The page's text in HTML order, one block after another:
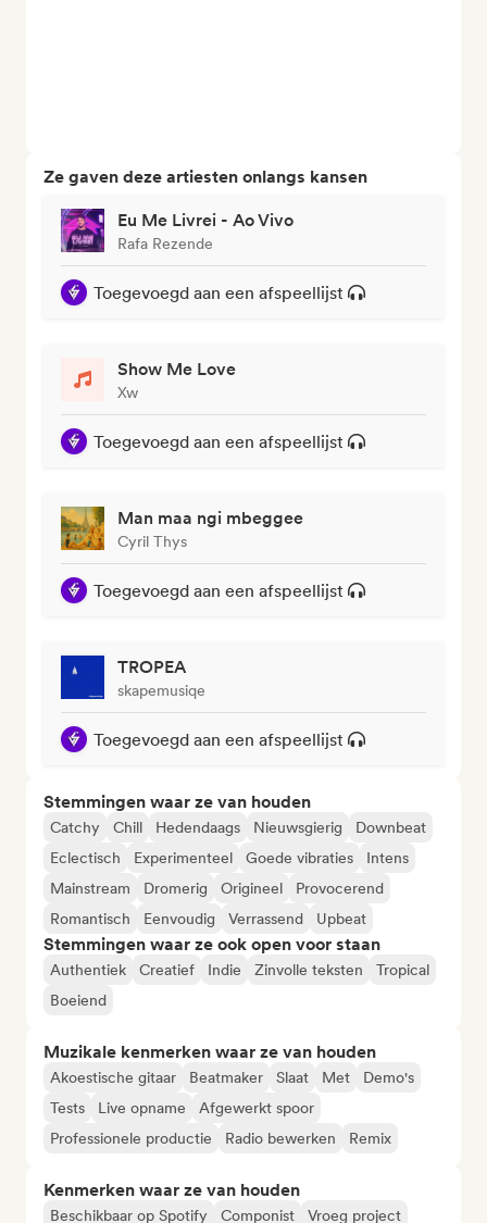
Ze gaven deze artiesten onlangs kansen
Eu Me Livrei - Ao Vivo
Rafa Rezende
Toegevoegd aan een afspeellijst
Show Me Love
Xw
Toegevoegd aan een afspeellijst
Man maa ngi mbeggee
Cyril Thys
Toegevoegd aan een afspeellijst
TROPEA
skapemusiqe
Toegevoegd aan een afspeellijst
Stemmingen waar ze van houden
Catchy Chill Hedendaags Nieuwsgierig
Downbeat
Eclectisch
Experimenteel Goede vibraties
Intens
Mainstream
Dromerig Origineel
Provocerend
Romantisch
Eenvoudig Verrassend Upbeat
Stemmingen waar ze ook open voor staan
Authentiek Creatief Indie Zinvolle teksten
Tropical
Boeiend
Muzikale kenmerken waar ze van houden
Akoestische gitaar Beatmaker Slaat Met
Demo's
Tests
Live opname
Afgewerkt spoor
Professionele productie
Radio bewerken Remix
Kenmerken waar ze van houden
Beschikbaar op Spotify Componist Vroeg project